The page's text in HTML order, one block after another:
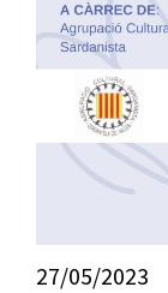
27/05/2023